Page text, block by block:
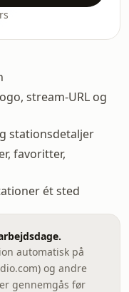
stream-URL og
stationsdetaljer
favoritter,
ét sted
automatisk på
og andre
gennemgås før